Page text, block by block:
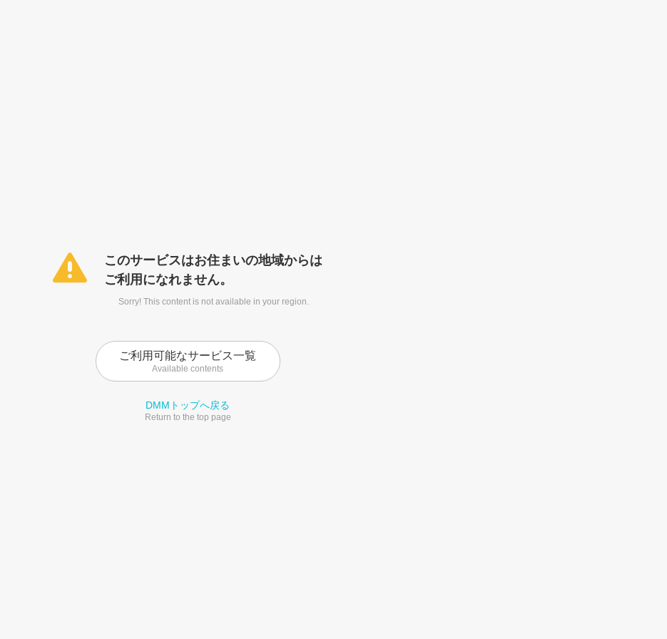
このサービスはお住まいの地域からは
ご利用になれません。
Sorry! This content is not available in your region.
ご利用可能なサービス一覧
Available contents
DMMトップへ戻る
Return to the top page